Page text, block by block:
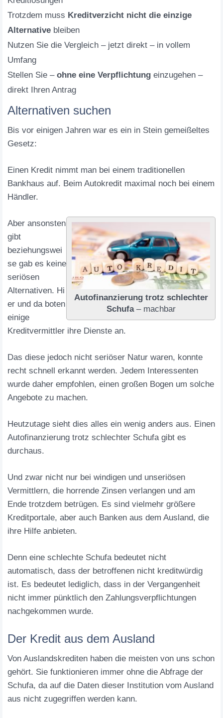
Trotzdem muss Kreditverzicht nicht die einzige
Alternative bleiben
Nutzen Sie die Vergleich – jetzt direkt – in vollem
Umfang
Stellen Sie – ohne eine Verpflichtung einzugehen –
direkt Ihren Antrag
Alternativen suchen
Bis vor einigen Jahren war es ein in Stein gemeißeltes
Gesetz:
Einen Kredit nimmt man bei einem traditionellen
Bankhaus auf. Beim Autokredit maximal noch bei einem
Händler.
Autofinanzierung trotz schlechter
Schufa– machbar
Aber ansonsten
gibt
beziehungswei
se gab es keine
seriösen
Alternativen. Hi
er und da boten
einige
Kreditvermittler ihre Dienste an.
Das diese jedoch nicht seriöser Natur waren, konnte
recht schnell erkannt werden. Jedem Interessenten
wurde daher empfohlen, einen großen Bogen um solche
Angebote zu machen.
Heutzutage sieht dies alles ein wenig anders aus. Einen
Autofinanzierung trotz schlechter Schufa gibt es
durchaus.
Und zwar nicht nur bei windigen und unseriösen
Vermittlern, die horrende Zinsen verlangen und am
Ende trotzdem betrügen. Es sind vielmehr größere
Kreditportale, aber auch Banken aus dem Ausland, die
ihre Hilfe anbieten.
Denn eine schlechte Schufa bedeutet nicht
automatisch, dass der betroffenen nicht kreditwürdig
ist. Es bedeutet lediglich, dass in der Vergangenheit
nicht immer pünktlich den Zahlungsverpflichtungen
nachgekommen wurde.
Der Kredit aus dem Ausland
Von Auslandskrediten haben die meisten von uns schon
gehört. Sie funktionieren immer ohne die Abfrage der
Schufa, da auf die Daten dieser Institution vom Ausland
aus nicht zugegriffen werden kann.